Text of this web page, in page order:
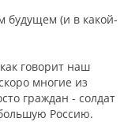
будущем (и в какой-
говорит наш
многие из
граждан - солдат
Россию.